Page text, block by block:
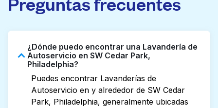
¿Dónde puedo encontrar una Lavandería de
Autoservicio en SW Cedar Park,
Philadelphia?
Puedes encontrar Lavanderías de
Autoservicio en y alrededor de SW Cedar
Park, Philadelphia, generalmente ubicadas